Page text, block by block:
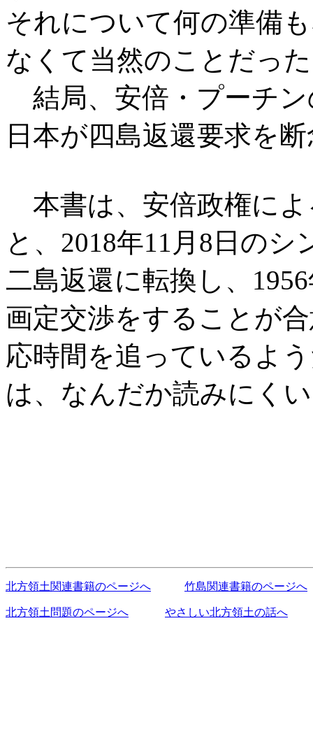
それについて何の準備
なくて当然のことだっ
結局、安倍・プーチ
日本が四島返還要求を
本書は、安倍政権に
と、2018年11月8日の
二島返還に転換し、
画定交渉をすることが
応時間を追っているよ
は、なんだか読みにく
北方領土関連書籍のページへ 竹島関連書籍のページへ
北方領土問題のページへ やさしい北方領土の話へ